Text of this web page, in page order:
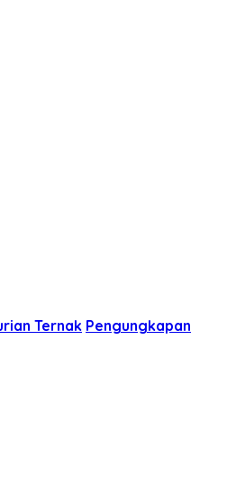
Ternak Pengungkapan